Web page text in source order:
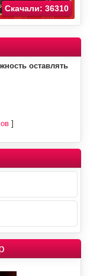
Скачали: 36310
оставлять
]